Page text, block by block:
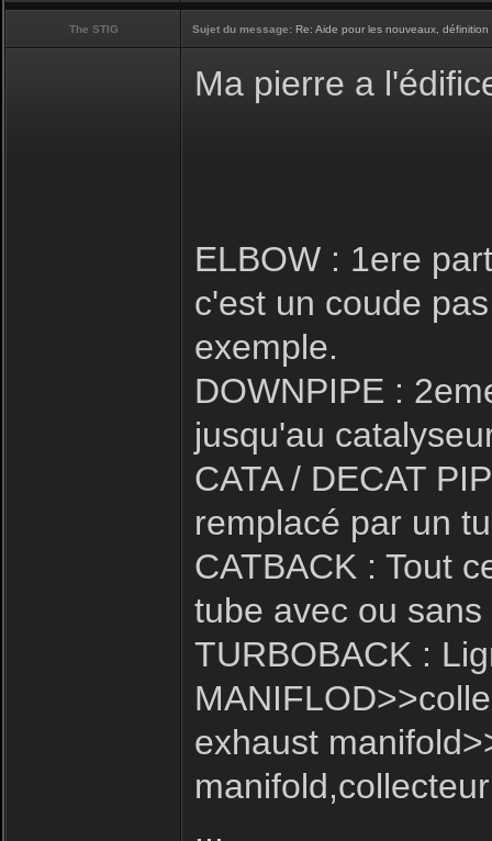
The STIG Sujet du message: Re: Aide pour les nouveaux,
Ma pierre a
ELBOW : 1ere
c'est un coude
exemple.
DOWNPIPE :
jusqu'au
CATA / DECAT
remplacé par un
CATBACK : Tout
tube avec ou
TURBOBACK :
exhaust
...